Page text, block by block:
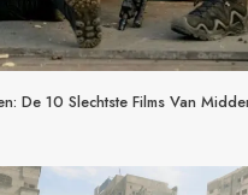
De 10 Slechtste Films Van